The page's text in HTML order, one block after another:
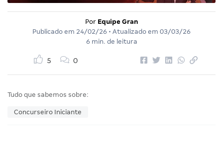
Por Equipe Gran
Publicado em 24/02/26 • Atualizado em 03/03/26
6 min. de leitura
5 0
Tudo que sabemos sobre:
Concurseiro Iniciante